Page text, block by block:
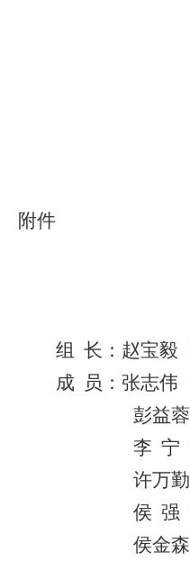
附件
组 长： 赵宝毅
成
员： 张志伟
彭益蓉
李 宁
许万勤
侯 强
侯金森